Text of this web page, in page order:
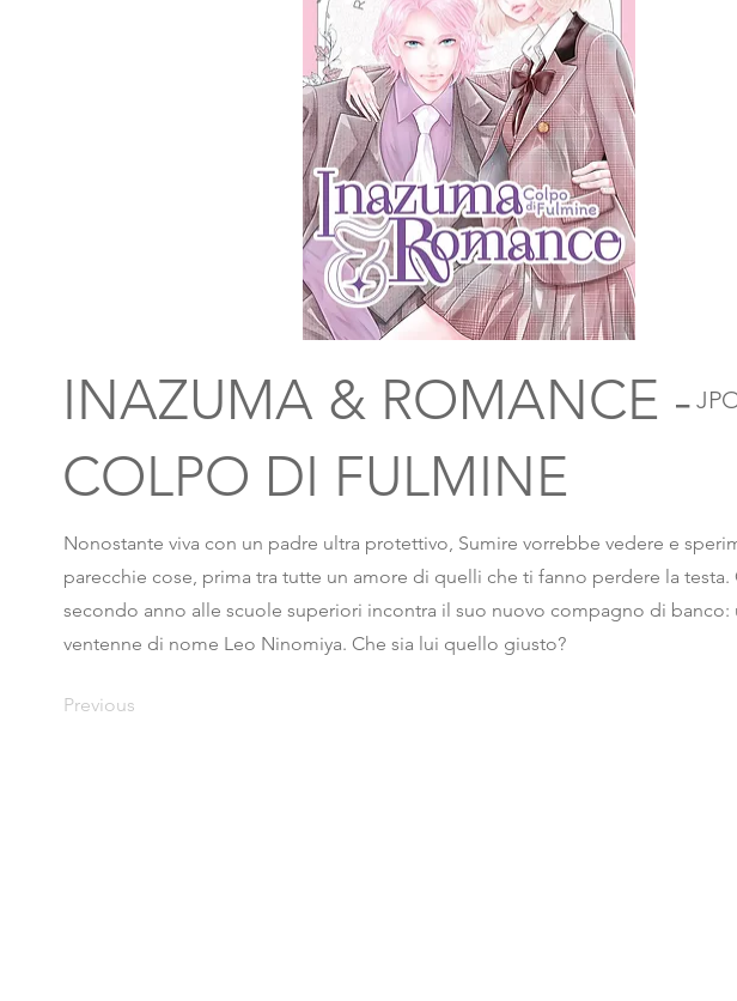
INAZUMA & ROMANCE -
COLPO DI FULMINE
Nonostante viva con un padre ultra protettivo, Sumire vorrebbe vedere e
parecchie cose, prima tra tutte un amore di quelli che ti fanno perdere la testa.
secondo anno alle scuole superiori incontra il suo nuovo compagno di banco:
ventenne di nome Leo Ninomiya. Che sia lui quello giusto?
Previous